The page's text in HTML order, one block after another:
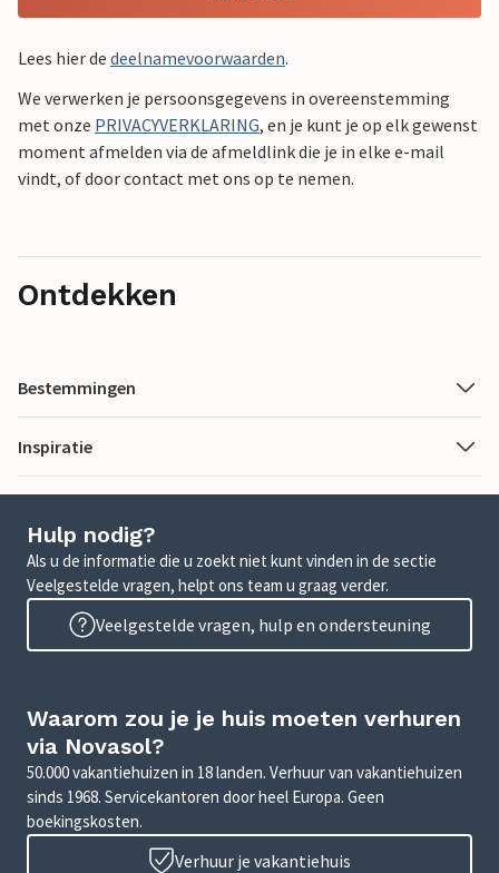
Lees hier de deelnamevoorwaarden.
We verwerken je persoonsgegevens in overeenstemming
met onze PRIVACYVERKLARING, en je kunt je op elk gewenst
moment afmelden via de afmeldlink die je in elke e-mail
vindt, of door contact met ons op te nemen.
Ontdekken
Bestemmingen
Inspiratie
Hulp nodig?
Als u de informatie die u zoekt niet kunt vinden in de sectie
Veelgestelde vragen, helpt ons team u graag verder.
Veelgestelde vragen, hulp en ondersteuning
Waarom zou je je huis moeten verhuren
via Novasol?
50.000 vakantiehuizen in 18 landen. Verhuur van vakantiehuizen
sinds 1968. Servicekantoren door heel Europa. Geen
boekingskosten.
Verhuur je vakantiehuis